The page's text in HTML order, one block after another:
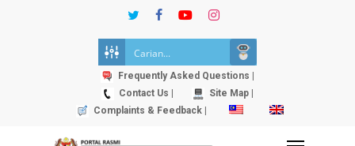
twitterfacebookyoutubeinstagram
Frequently Asked Questions |
Contact Us |
Site Map |
Complaints & Feedback |
Menu